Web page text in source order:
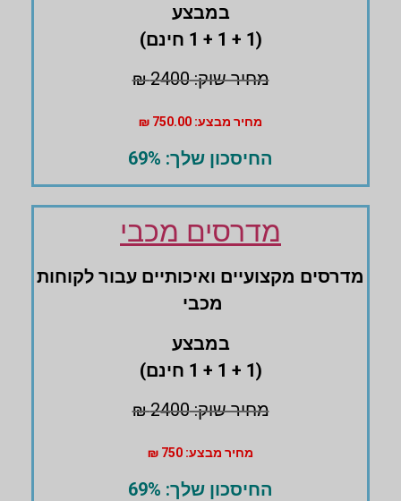
במבצע
(1 + 1 + 1 חינם)
מחיר שוק: 2400 ₪
מחיר מבצע: 750.00 ₪
החיסכון שלך: 69%
מדרסים מכבי
מדרסים ‏מקצועיים ואיכותיים עבור לקוחות
מכבי
במבצע
(1 + 1 + 1 חינם)
מחיר שוק: 2400 ₪
מחיר מבצע: 750 ₪
החיסכון שלך: 69%